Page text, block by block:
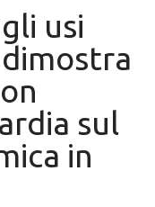
usi
sul
in